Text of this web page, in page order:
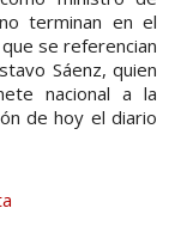
terminan en el
se referencian
Sáenz, quien
nacional a la
de hoy el diario